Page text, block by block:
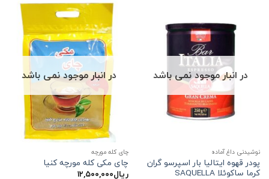
در انبار موجود نمی باشد
نوشیدنی داغ آماده
پودر قهوه ایتالیا بار اسپرسو گران
کرما ساکوئلا SAQUELLA
در انبار موجود نمی باشد
چای کله مورچه
چای مکی کله مورچه کنیا
ریال۱۲,۵۰۰,۰۰۰